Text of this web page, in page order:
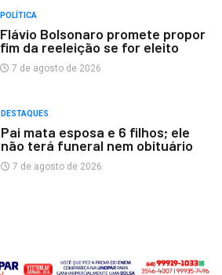
POLÍTICA
Flávio Bolsonaro promete propor
fim da reeleição se for eleito
7 de agosto de 2026
DESTAQUES
Pai mata esposa e 6 filhos; ele
não terá funeral nem obituário
7 de agosto de 2026